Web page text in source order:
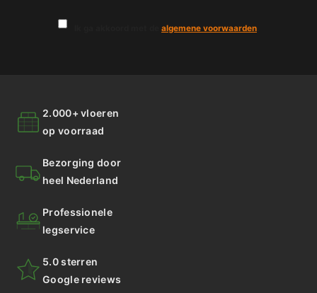
algemene voorwaarden
2.000+ vloeren
op voorraad
Bezorging door
heel Nederland
Professionele
legservice
5.0 sterren
Google reviews